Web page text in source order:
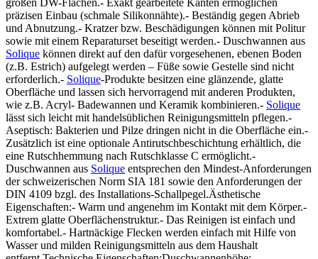
großen DW-Flächen.- Exakt gearbeitete Kanten ermöglichen
präzisen Einbau (schmale Silikonnähte).- Beständig gegen Abrieb
und Abnutzung.- Kratzer bzw. Beschädigungen können mit Politur
sowie mit einem Reparaturset beseitigt werden.- Duschwannen aus
Solique können direkt auf den dafür vorgesehenen, ebenen Boden
(z.B. Estrich) aufgelegt werden – Füße sowie Gestelle sind nicht
erforderlich.- Solique-Produkte besitzen eine glänzende, glatte
Oberfläche und lassen sich hervorragend mit anderen Produkten,
wie z.B. Acryl- Badewannen und Keramik kombinieren.- Solique
lässt sich leicht mit handelsüblichen Reinigungsmitteln pflegen.-
Aseptisch: Bakterien und Pilze dringen nicht in die Oberfläche ein.-
Zusätzlich ist eine optionale Antirutschbeschichtung erhältlich, die
eine Rutschhemmung nach Rutschklasse C ermöglicht.-
Duschwannen aus Solique entsprechen den Mindest-Anforderungen
der schweizerischen Norm SIA 181 sowie den Anforderungen der
DIN 4109 bzgl. des Installations-Schallpegel.Ästhetische
Eigenschaften:- Warm und angenehm im Kontakt mit dem Körper.-
Extrem glatte Oberflächenstruktur.- Das Reinigen ist einfach und
komfortabel.- Hartnäckige Flecken werden einfach mit Hilfe von
Wasser und milden Reinigungsmitteln aus dem Haushalt